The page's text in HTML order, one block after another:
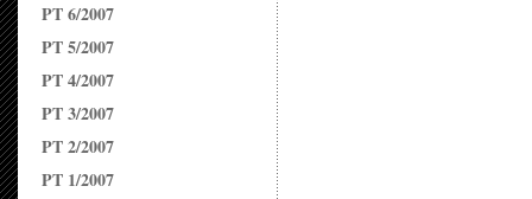
PT 6/2007
PT 5/2007
PT 4/2007
PT 3/2007
PT 2/2007
PT 1/2007